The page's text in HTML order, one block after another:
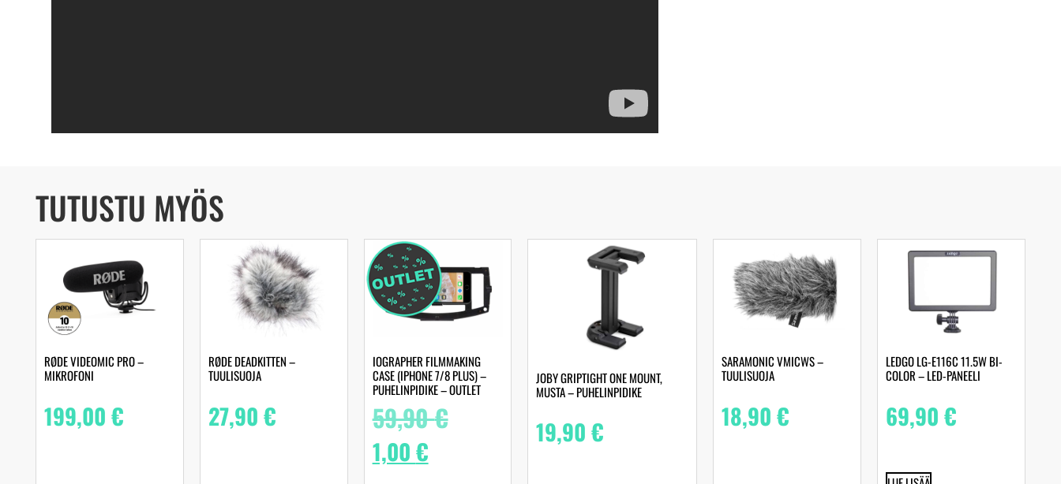
TUTUSTU MYÖS
RØDE VIDEOMIC PRO –
MIKROFONI
199,00€
RØDE DEADKITTEN –
TUULISUOJA
27,90€
IOGRAPHER FILMMAKING
CASE (IPHONE 7/8 PLUS) –
PUHELINPIDIKE – OUTLET
59,90€
1,00€
JOBY GRIPTIGHT ONE MOUNT,
MUSTA – PUHELINPIDIKE
19,90€
SARAMONIC VMICWS –
TUULISUOJA
18,90€
LEDGO LG-E116C 11.5W BI-
COLOR – LED-PANEELI
69,90€